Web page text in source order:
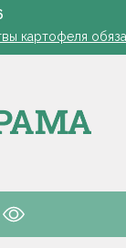
картофеля
жать
нет